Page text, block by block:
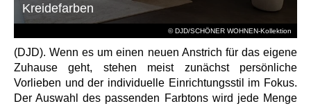
© DJD/SCHÖNER WOHNEN-Kollektion
Kreidefarben
(DJD). Wenn es um einen neuen Anstrich für das eigene
Zuhause geht, stehen meist zunächst persönliche
Vorlieben und der individuelle Einrichtungsstil im Fokus.
Der Auswahl des passenden Farbtons wird jede Menge